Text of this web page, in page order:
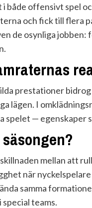
både offensivt spel
och fick till flera
de osynliga
prestationer
lägen. I
spelet — egenskaper
mellan att
när
samma
teams.